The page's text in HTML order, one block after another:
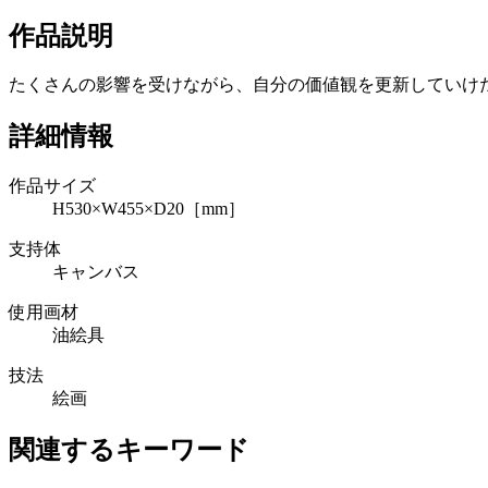
作品説明
たくさんの影響を受けながら、自分の価値観を更新していけ
詳細情報
作品サイズ
H530×W455×D20［mm］
支持体
キャンバス
使用画材
油絵具
技法
絵画
関連するキーワード